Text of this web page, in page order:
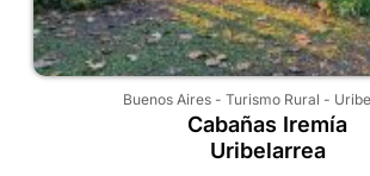
Buenos Aires - Turismo Rural -
Cabañas Iremía
Uribelarrea